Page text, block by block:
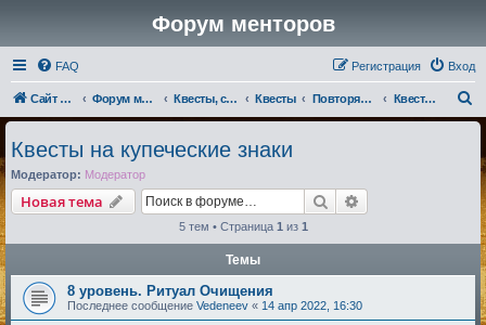
Форум менторов
FAQ Вход
Регистрация
Сайт менторов Форум менторов Квесты, события, репутации Квесты Повторяющиеся квесты - Магмары Квесты на купеческие знаки
о
Квесты на купеческие знаки
Модератор: Модератор
Новая тема Поиск Расширенный
5 тем • Страница 1 из 1
Темы
8 уровень. Ритуал Очищения
Последнее сообщение Vedeneev « 14 апр 2022, 16:30